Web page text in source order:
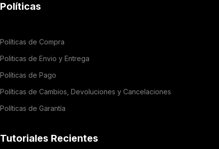
Políticas
Políticas de Compra
Politicas de Envio y Entrega
Políticas de Pago
Políticas de Cambios, Devoluciones y Cancelaciones
Políticas de Garantía
Tutoriales Recientes